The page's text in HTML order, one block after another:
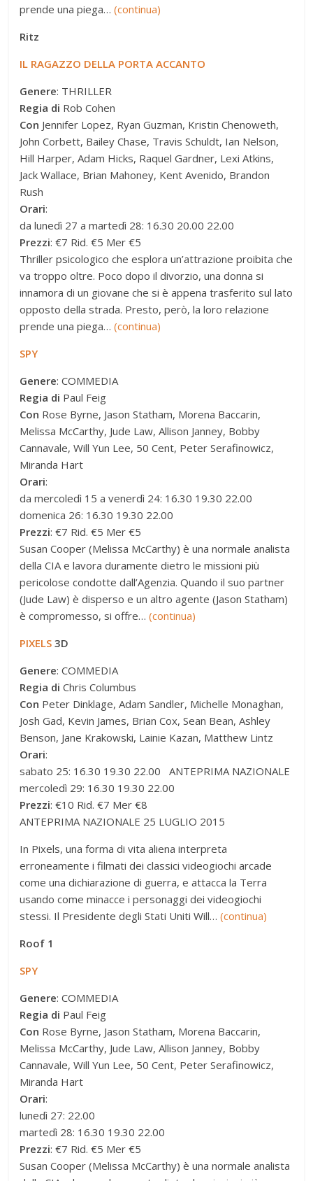
prende una piega…(continua)
Ritz
IL RAGAZZO DELLA PORTA ACCANTO
Genere: THRILLER
Regia di Rob Cohen
Con Jennifer Lopez, Ryan Guzman, Kristin Chenoweth,
John Corbett, Bailey Chase, Travis Schuldt, Ian Nelson,
Hill Harper, Adam Hicks, Raquel Gardner, Lexi Atkins,
Jack Wallace, Brian Mahoney, Kent Avenido, Brandon
Rush
Orari:
da lunedì 27 a martedì 28: 16.30 20.00 22.00
Prezzi: €7 Rid. €5 Mer €5
Thriller psicologico che esplora un’attrazione proibita che
va troppo oltre. Poco dopo il divorzio, una donna si
innamora di un giovane che si è appena trasferito sul lato
opposto della strada. Presto, però, la loro relazione
prende una piega…(continua)
SPY
Genere: COMMEDIA
Regia di Paul Feig
Con Rose Byrne, Jason Statham, Morena Baccarin,
Melissa McCarthy, Jude Law, Allison Janney, Bobby
Cannavale, Will Yun Lee, 50 Cent, Peter Serafinowicz,
Miranda Hart
Orari:
da mercoledì 15 a venerdì 24: 16.30 19.30 22.00
domenica 26: 16.30 19.30 22.00
Prezzi: €7 Rid. €5 Mer €5
Susan Cooper (Melissa McCarthy) è una normale analista
della CIA e lavora duramente dietro le missioni più
pericolose condotte dall’Agenzia. Quando il suo partner
(Jude Law) è disperso e un altro agente (Jason Statham)
è compromesso, si offre…(continua)
PIXELS 3D
Genere: COMMEDIA
Regia di Chris Columbus
Con Peter Dinklage, Adam Sandler, Michelle Monaghan,
Josh Gad, Kevin James, Brian Cox, Sean Bean, Ashley
Benson, Jane Krakowski, Lainie Kazan, Matthew Lintz
Orari:
sabato 25: 16.30 19.30 22.00 ANTEPRIMA NAZIONALE
mercoledì 29: 16.30 19.30 22.00
Prezzi: €10 Rid. €7 Mer €8
ANTEPRIMA NAZIONALE 25 LUGLIO 2015
In Pixels, una forma di vita aliena interpreta
erroneamente i filmati dei classici videogiochi arcade
come una dichiarazione di guerra, e attacca la Terra
usando come minacce i personaggi dei videogiochi
stessi. Il Presidente degli Stati Uniti Will…(continua)
Roof 1
SPY
Genere: COMMEDIA
Regia di Paul Feig
Con Rose Byrne, Jason Statham, Morena Baccarin,
Melissa McCarthy, Jude Law, Allison Janney, Bobby
Cannavale, Will Yun Lee, 50 Cent, Peter Serafinowicz,
Miranda Hart
Orari:
lunedì 27: 22.00
martedì 28: 16.30 19.30 22.00
Prezzi: €7 Rid. €5 Mer €5
Susan Cooper (Melissa McCarthy) è una normale analista